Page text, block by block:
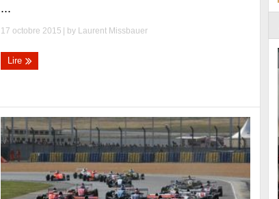
...
17 octobre 2015 | by Laurent Missbauer
Lire
Reportage exclusif dans les coulisses
du Musée Porsche